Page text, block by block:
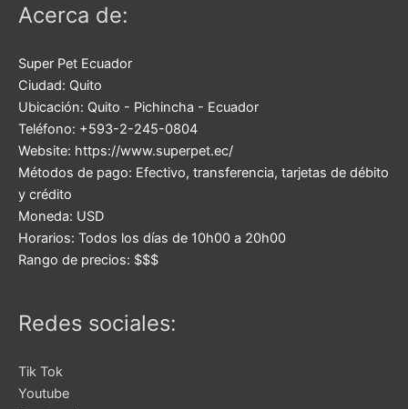
Acerca de:
Super Pet Ecuador
Ciudad: Quito
Ubicación: Quito - Pichincha - Ecuador
Teléfono: +593-2-245-0804
Website: https://www.superpet.ec/
Métodos de pago: Efectivo, transferencia, tarjetas de débito
y crédito
Moneda: USD
Horarios: Todos los días de 10h00 a 20h00
Rango de precios: $$$
Redes sociales:
Tik Tok
Youtube